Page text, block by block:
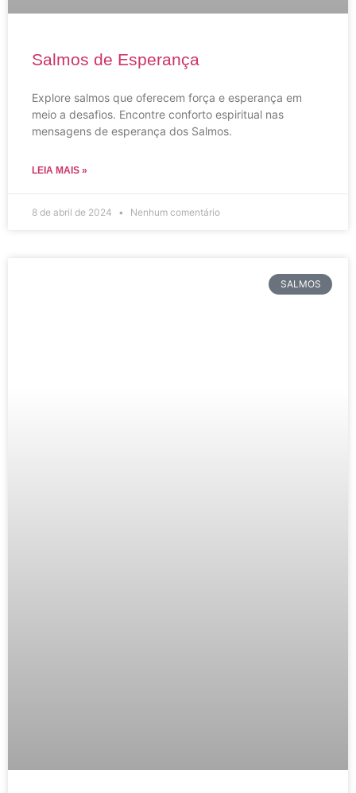
Salmos de Esperança
Explore salmos que oferecem força e esperança em
meio a desafios. Encontre conforto espiritual nas
mensagens de esperança dos Salmos.
LEIA MAIS »
8 de abril de 2024 Nenhum comentário
SALMOS